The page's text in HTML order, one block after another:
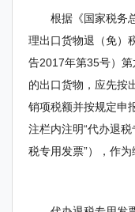
根据《国家税务总
理出口货物退（免）
告2017年第35号）
的出口货物，应先按
销项税额并按规定申
注栏内注明“代办退
税专用发票”），作为